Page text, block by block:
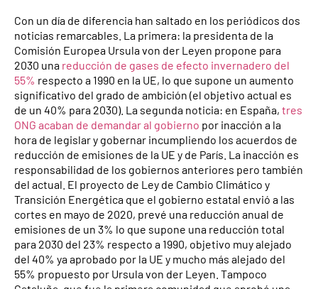
Con un día de diferencia han saltado en los periódicos dos
noticias remarcables. La primera: la presidenta de la
Comisión Europea Ursula von der Leyen propone para
2030 una reducción de gases de efecto invernadero del
55% respecto a 1990 en la UE, lo que supone un aumento
significativo del grado de ambición (el objetivo actual es
de un 40% para 2030). La segunda noticia: en España, tres
ONG acaban de demandar al gobierno por inacción a la
hora de legislar y gobernar incumpliendo los acuerdos de
reducción de emisiones de la UE y de París. La inacción es
responsabilidad de los gobiernos anteriores pero también
del actual. El proyecto de Ley de Cambio Climático y
Transición Energética que el gobierno estatal envió a las
cortes en mayo de 2020, prevé una reducción anual de
emisiones de un 3% lo que supone una reducción total
para 2030 del 23% respecto a 1990, objetivo muy alejado
del 40% ya aprobado por la UE y mucho más alejado del
55% propuesto por Ursula von der Leyen. Tampoco